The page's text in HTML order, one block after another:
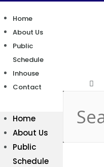
Home
About Us
Public
Schedule
Inhouse
Contact
Home
About Us
Public
Schedule